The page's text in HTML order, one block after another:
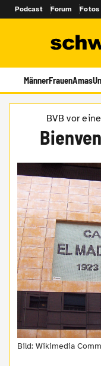
Podcast Forum Fotos
MännerFrauenAmas
BVB vor
Bild: Wikimedia